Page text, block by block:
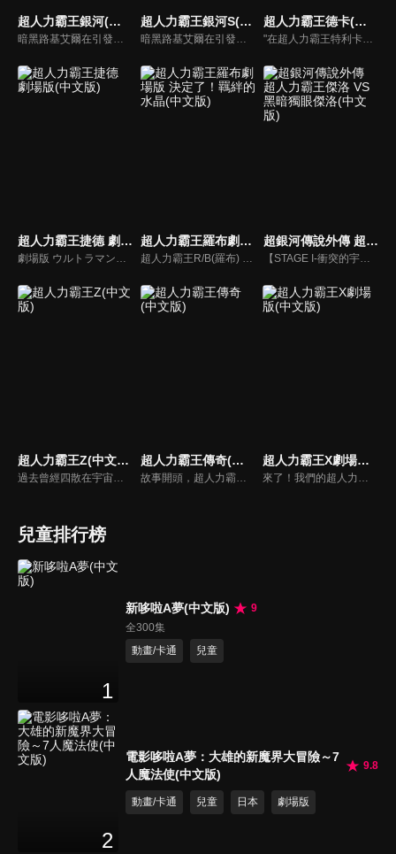
超人力霸王銀河(中文版) 超人力霸王銀河S(中文版) 超人力霸王德卡(中文版)
"在超人力霸王特利卡擊敗闇之巨人十年後，昔日的怪獸災害已消滅，地球似乎恢復了和平。人類的目光進一步轉向宇宙，而怪獸災害的對策規模開始縮小。就在這時，突然飛來的神秘宇宙浮遊物體「索菲亞」開始襲擊地球，人類與宇宙的聯繫被斷絕，成為了「孤島般的星球」…"
超人力霸王捷德 劇場版(中文版)
劇場版 ウルトラマンジード つなぐぜ!願い!!
超人力霸王羅布劇場版 決定了！羈絆的水晶(中文版)
超人力霸王R/B(羅布) 選擇！羈絆的水晶
超銀河傳說外傳 超人力霸王傑洛 VS 黑暗獨眼傑洛(中文版)
【STAGE I-衝突的宇宙】，這是怎麼一回事？出現在超人力霸王ZERO面前的，居然是和自己外貌相似、戰鬥力更勝一籌的黑暗超人ZERO？ 【STAGE II- ZERO的決死圈】，ZERO在雷歐的協助下，終於擊敗假超人兄弟，但黑暗超人ZERO的真正身份是什麼？兩者決鬥，究竟誰會勝出？
超人力霸王Z(中文版)
過去曾經四散在宇宙各處的惡魔碎片，再度讓宇宙陷入混亂。為了奪回和平的生活，超人力霸王們不停地在宇宙中奮戰。挺身面對邪惡的是超人力霸王0和弟子超人力霸王Z！Z獨自追著怪獸，來到了地球－－。當宇宙怪獸侵襲地球的瞬間，也造就了Z和遙輝的命運相會。兩位年輕人的熱血戰鬥故事，在此揭開序幕！
超人力霸王傳奇(中文版)
故事開頭，超人力霸王傑洛正在宇宙各地消滅剩餘的貝利亞軍團，之後在感應到帝納「超人力霸王帝納」飛鳥真的聲音後，馬上啟程來到了另一顆地球『 Future Earth World』。此刻，2035年，在『Neo Frontier Space』的宇宙中，斯菲亞開始襲擊了SUPER GUTS的火星移民基地。
超人力霸王X劇場版(中文版)
來了！我們的超人力霸王
兒童排行榜
1
新哆啦A夢(中文版)
9
全300集
動畫/卡通
兒童
2
電影哆啦A夢：大雄的新魔界大冒險～7
人魔法使(中文版)
9.8
動畫/卡通 兒童 日本 劇場版